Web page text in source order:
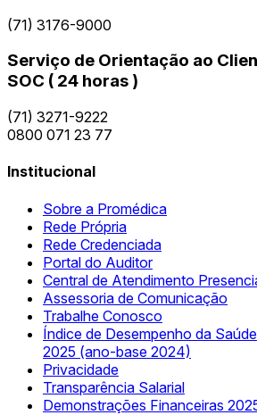
(71) 3176-9000
Serviço de Orientação ao
SOC ( 24 horas )
(71) 3271-9222
0800 071 23 77
Institucional
Sobre a Promédica
Rede Própria
Rede Credenciada
Portal do Auditor
Central de Atendimento
Assessoria de Comunicação
Trabalhe Conosco
Índice de Desempenho da
2025 (ano-base 2024)
Privacidade
Transparência Salarial
Demonstrações Financeiras